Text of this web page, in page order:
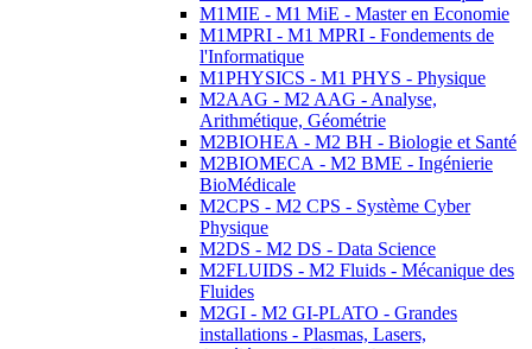
M1MIE - M1 MiE - Master en Economie
M1MPRI - M1 MPRI - Fondements de
l'Informatique
M1PHYSICS - M1 PHYS - Physique
M2AAG - M2 AAG - Analyse,
Arithmétique, Géométrie
M2BIOHEA - M2 BH - Biologie et Santé
M2BIOMECA - M2 BME - Ingénierie
BioMédicale
M2CPS - M2 CPS - Système Cyber
Physique
M2DS - M2 DS - Data Science
M2FLUIDS - M2 Fluids - Mécanique des
Fluides
M2GI - M2 GI-PLATO - Grandes
installations - Plasmas, Lasers,